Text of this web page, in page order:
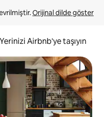
Orijinal dilde göster
Yerinizi Airbnb'ye taşıyın